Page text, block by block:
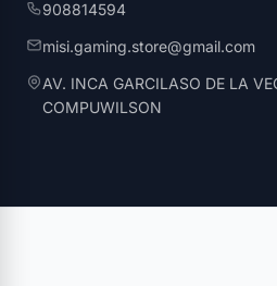
908814594
misi.gaming.store@gmail.com
AV. INCA GARCILASO DE LA
COMPUWILSON